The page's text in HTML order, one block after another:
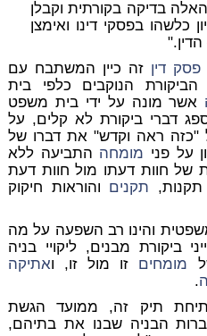
בדיקה בקורתית וקבלן
כלשהו בפסקי דינו ואימצן
פסק דין זה כיין המשתבח עם
הביקורת הנוקבים כלפי בית
אשר מונה על ידי בית משפט
דברי ביקורת לא קלים, על
"כזה ראה וקדש" את דברו של
על פני מומחה התביעה ללא
של חוות דעתו מול חוות דעת
תקנות, תקנים והוראות חיקוק
והינו רב השפעה על מה
ביקורת מבנים, ליקויי בניה
מומחים זו מול זו, ואתיקה
.
תיק זה, ממועד הגשת
הבניה שבנו את בתיהם,